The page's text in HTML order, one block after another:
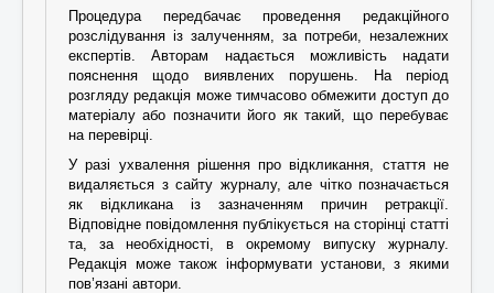
Процедура передбачає проведення редакційного
розслідування із залученням, за потреби, незалежних
експертів. Авторам надається можливість надати
пояснення щодо виявлених порушень. На період
розгляду редакція може тимчасово обмежити доступ до
матеріалу або позначити його як такий, що перебуває
на перевірці.
У разі ухвалення рішення про відкликання, стаття не
видаляється з сайту журналу, але чітко позначається
як відкликана із зазначенням причин ретракції.
Відповідне повідомлення публікується на сторінці статті
та, за необхідності, в окремому випуску журналу.
Редакція може також інформувати установи, з якими
пов’язані автори.